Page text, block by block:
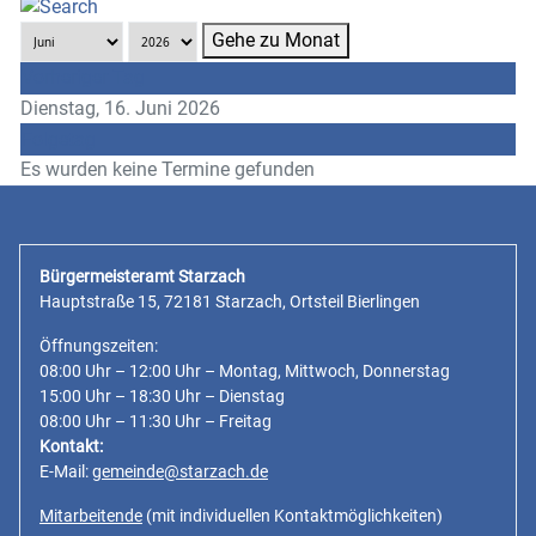
Gehe zu Monat
Dienstag, 16. Juni 2026
Es wurden keine Termine gefunden
Bürgermeisteramt Starzach
Hauptstraße 15, 72181 Starzach, Ortsteil Bierlingen
Öffnungszeiten:
08:00 Uhr – 12:00 Uhr – Montag, Mittwoch, Donnerstag
15:00 Uhr – 18:30 Uhr – Dienstag
08:00 Uhr – 11:30 Uhr – Freitag
Kontakt:
E-Mail:gemeinde@starzach.de
Mitarbeitende (mit individuellen Kontaktmöglichkeiten)